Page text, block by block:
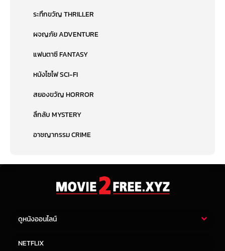
ระทึกขวัญ THRILLER
ผจญภัย ADVENTURE
แฟนตาซี FANTASY
หนังไซไฟ SCI-FI
สยองขวัญ HORROR
ลึกลับ MYSTERY
อาชญากรรม CRIME
ดูหนังออนไลน์
NETFLIX